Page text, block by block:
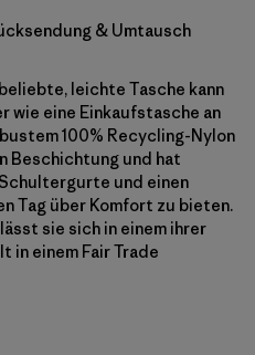
& Umtausch
leichte Tasche kann
wie eine Einkaufstasche an
100% Recycling-Nylon
Beschichtung und hat
und einen
Tag über Komfort zu bieten.
sie sich in einem ihrer
in einem Fair Trade